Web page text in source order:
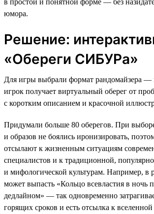
юмора.
Решение:
«Обереги СИБУРа»
Для игры выбрали формат рандомайзера —
игрок получает виртуальный оберег от
с коротким описанием и красочной
Придумали больше 80 оберегов. При
и образов не боялись иронизировать,
отсылают к жизненным ситуациям
специалистов и к традиционной,
и мифологической культурам. Например, в
может выпасть «Кольцо всевластия в ночь
дедлайном» — так одновременно
горящих сроков и есть отсылка к